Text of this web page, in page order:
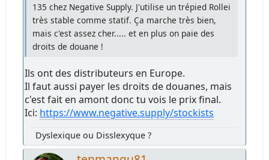
135 chez Negative Supply. J'utilise un trépied Rollei
très stable comme statif. Ça marche très bien,
mais c'est assez cher..... et en plus on paie des
droits de douane !
Ils ont des distributeurs en Europe.
Il faut aussi payer les droits de douanes, mais
c'est fait en amont donc tu vois le prix final.
Ici: https://www.negative.supply/stockists
Dyslexique ou Disslexyque ?